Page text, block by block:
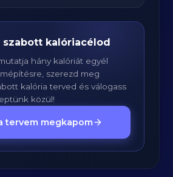
szabott kalóriacélod
hány kalóriát egyél
szerezd meg
kalória terved és válogass
közül!
tervem megkapom